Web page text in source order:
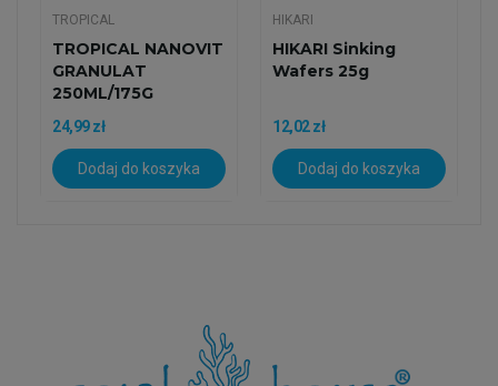
TROPICAL
TROPICAL NANOVIT
GRANULAT
250ML/175G
24,99 zł
Dodaj do koszyka
HIKARI
HIKARI Sinking
Wafers 25g
12,02 zł
Dodaj do koszyka